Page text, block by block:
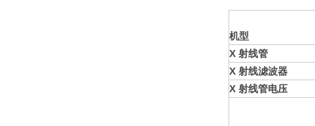
机型
X 射线管
X 射线滤波器
X 射线管电压